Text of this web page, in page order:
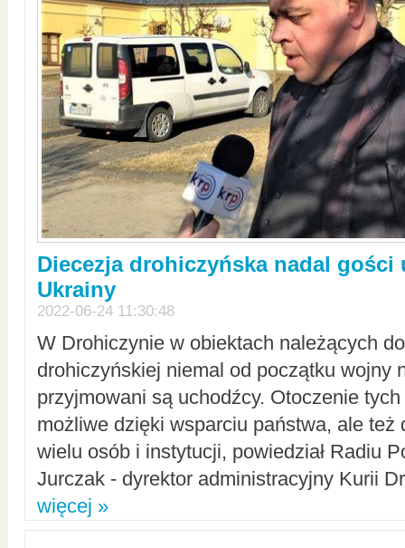
Diecezja drohiczyńska nadal gości
Ukrainy
2022-06-24 11:30:48
W Drohiczynie w obiektach należących
drohiczyńskiej niemal od początku wojny
przyjmowani są uchodźcy. Otoczenie
możliwe dzięki wsparciu państwa, ale też
wielu osób i instytucji, powiedział Radiu
Jurczak - dyrektor administracyjny Kurii
więcej »